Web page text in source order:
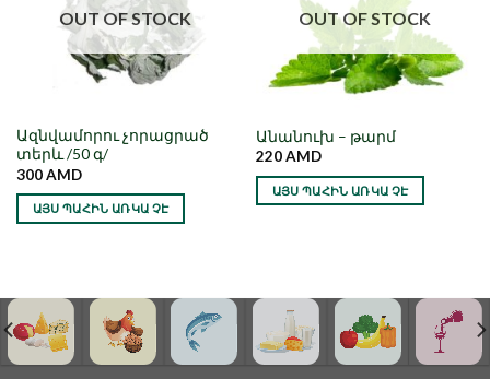
OUT OF STOCK
Ազնվամորու չորացրած
տերև /50 գ/
300AMD
ԱՅՍ ՊԱՀԻՆ ԱՌԿԱ ՉԷ
OUT OF STOCK
Անանուխ – թարմ
220AMD
ԱՅՍ ՊԱՀԻՆ ԱՌԿԱ ՉԷ